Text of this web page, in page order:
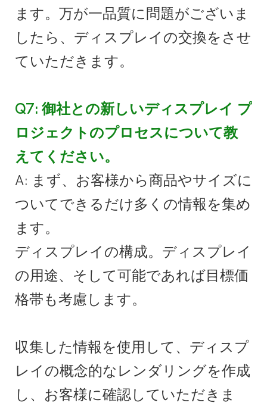
ます。万が一品質に問題がございま
したら、ディスプレイの交換をさせ
ていただきます。
Q7: 御社との新しいディスプレイ プ
ロジェクトのプロセスについて教
えてください。
A: まず、お客様から商品やサイズに
ついてできるだけ多くの情報を集め
ます。
ディスプレイの構成。ディスプレイ
の用途、そして可能であれば目標価
格帯も考慮します。
収集した情報を使用して、ディスプ
レイの概念的なレンダリングを作成
し、お客様に確認していただきま